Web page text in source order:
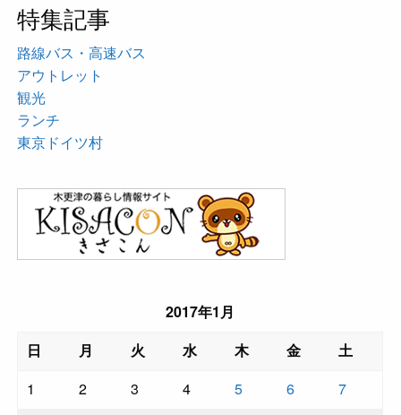
特集記事
路線バス・高速バス
アウトレット
観光
ランチ
東京ドイツ村
2017年1月
日
月 火 水 木 金
土
1
2 3 4 5 6
7